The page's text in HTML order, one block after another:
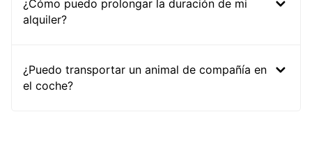
¿Cómo puedo prolongar la duración de mi
alquiler?
¿Puedo transportar un animal de compañía en
el coche?